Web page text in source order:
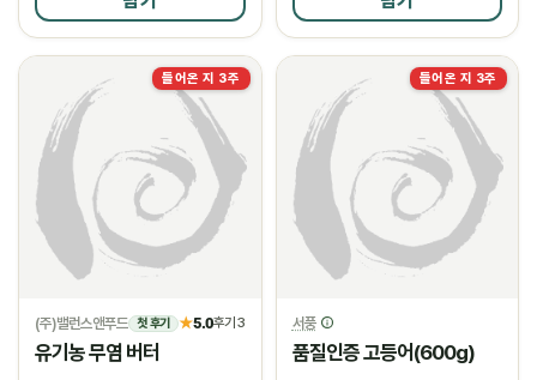
들어온 지 3주
(주)밸런스앤푸드 첫 후기 ★5.0후기 3
유기농 무염 버터
들어온 지 3주
서풍
품질인증 고등어(600g)